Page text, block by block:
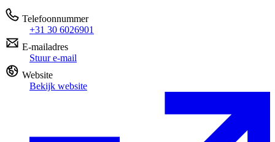
Telefoonnummer
+31 30 6026901
E-mailadres
Stuur e-mail
Website
Bekijk website